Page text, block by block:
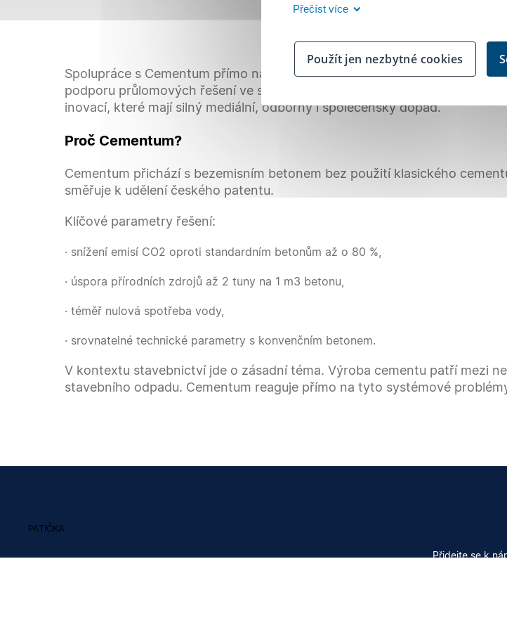
Spolupráce s Cementum přímo navazuje na platformu Inovace od
podporu průlomových řešení ve stavebnictví a bydlení. Projekty jako
inovací, které mají silný mediální, odborný i společenský dopad.
Proč Cementum?
Cementum přichází s bezemisním betonem bez použití klasického
směřuje k udělení českého patentu.
Klíčové parametry řešení:
· snížení emisí CO2 oproti standardním betonům až o 80 %,
· úspora přírodních zdrojů až 2 tuny na 1 m3 betonu,
· téměř nulová spotřeba vody,
· srovnatelné technické parametry s konvenčním betonem.
V kontextu stavebnictví jde o zásadní téma. Výroba cementu patří mezi
stavebního odpadu. Cementum reaguje přímo na tyto systémové
PATIČKA
Přidejte se k
Přečíst více
Použít jen nezbytné cookies